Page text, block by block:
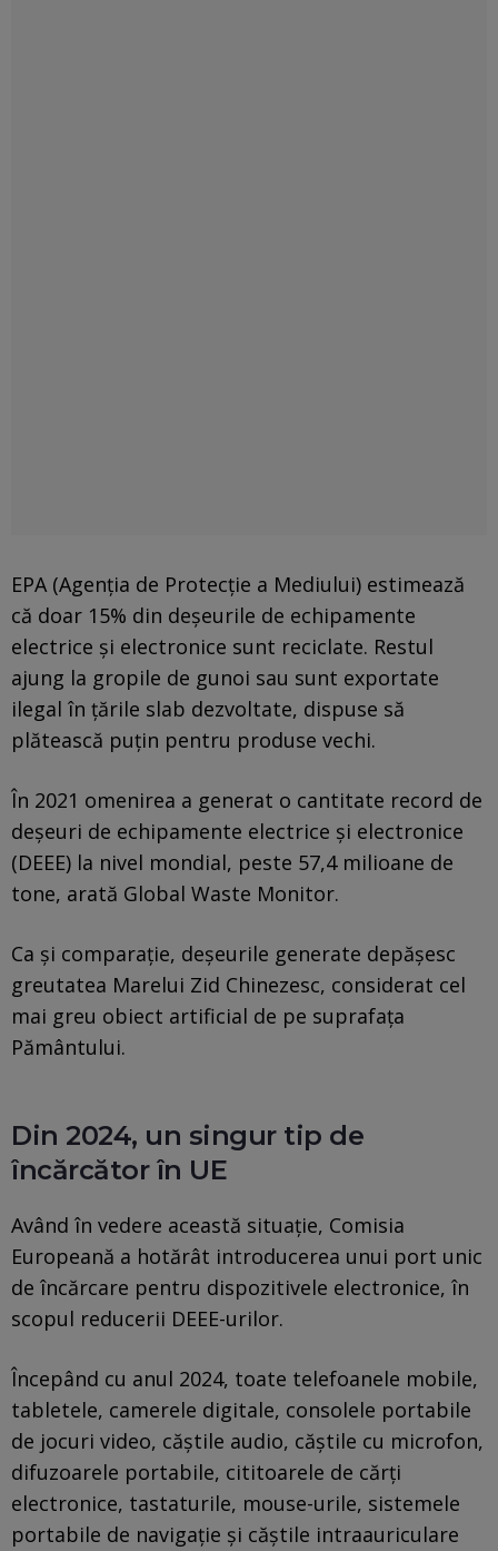
EPA (Agenția de Protecție a Mediului) estimează
că doar 15% din deșeurile de echipamente
electrice și electronice sunt reciclate. Restul
ajung la gropile de gunoi sau sunt exportate
ilegal în țările slab dezvoltate, dispuse să
plătească puțin pentru produse vechi.
În 2021 omenirea a generat o cantitate record de
deșeuri de echipamente electrice și electronice
(DEEE) la nivel mondial, peste 57,4 milioane de
tone, arată Global Waste Monitor.
Ca și comparație, deșeurile generate depășesc
greutatea Marelui Zid Chinezesc, considerat cel
mai greu obiect artificial de pe suprafața
Pământului.
Din 2024, un singur tip de
încărcător în UE
Având în vedere această situație, Comisia
Europeană a hotărât introducerea unui port unic
de încărcare pentru dispozitivele electronice, în
scopul reducerii DEEE-urilor.
Începând cu anul 2024, toate telefoanele mobile,
tabletele, camerele digitale, consolele portabile
de jocuri video, căștile audio, căștile cu microfon,
difuzoarele portabile, cititoarele de cărți
electronice, tastaturile, mouse-urile, sistemele
portabile de navigație și căștile intraauriculare